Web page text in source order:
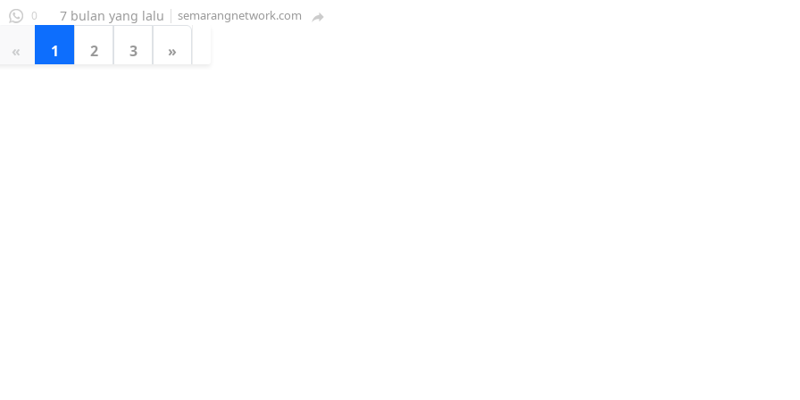
0 7 bulan yang lalu semarangnetwork.com 
« 1 2 3 »